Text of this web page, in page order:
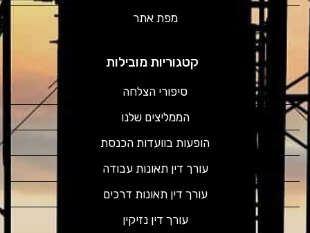
מפת אתר
קטגוריות מובילות
סיפורי הצלחה
הממליצים שלנו
הופעות בוועדות הכנסת
עורך דין תאונות עבודה
עורך דין תאונות דרכים
עורך דין נזיקין